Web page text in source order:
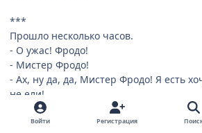
***
Прошло несколько часов.
- О ужас! Фродо!
- Мистер Фродо!
- Ах, ну да, да, Мистер Фродо! Я есть
не ели!
- Мы плывем всего несколько часов,
думаешь, как бы брюхо набить!
Войти Регистрация